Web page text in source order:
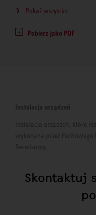
Pokaż wszystko
Pobierz jako PDF
Instalacja urządzeń
Instalacja urządzeń, które
wykonana przez
Serwisowy.
Skontaktuj